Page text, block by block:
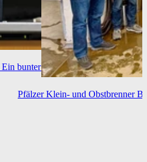
Ein bunter Themencocktail
Pfälzer Klein- und Obstbrenner